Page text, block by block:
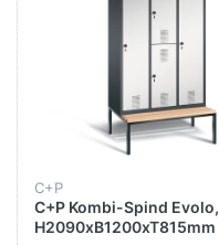
C+P
C+P Kombi-Spind Evolo,
H2090xB1200xT815mm